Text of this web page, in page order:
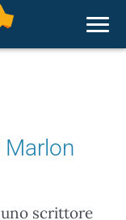
Marlon
scrittore